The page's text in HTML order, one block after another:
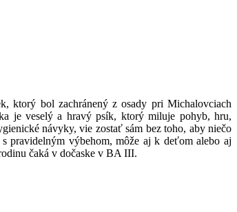
ktorý bol zachránený z osady pri Michalovciach
je veselý a hravý psík, ktorý miluje pohyb, hru,
návyky, vie zostať sám bez toho, aby niečo
pravidelným výbehom, môže aj k deťom alebo aj
čaká v dočaske v BA III.